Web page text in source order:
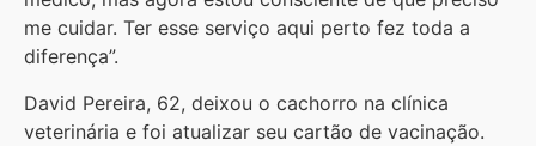
me cuidar. Ter esse serviço aqui perto fez toda a
diferença”.
David Pereira, 62, deixou o cachorro na clínica
veterinária e foi atualizar seu cartão de vacinação.